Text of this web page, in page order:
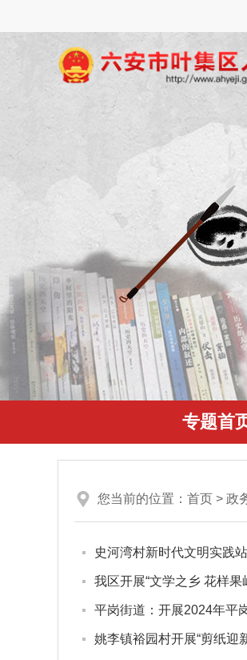
专题首
您当前的位置： 首页 > 政
史河湾村新时代文明实践
我区开展“文学之乡 花样果
平岗街道：开展2024年平
姚李镇裕园村开展“剪纸迎